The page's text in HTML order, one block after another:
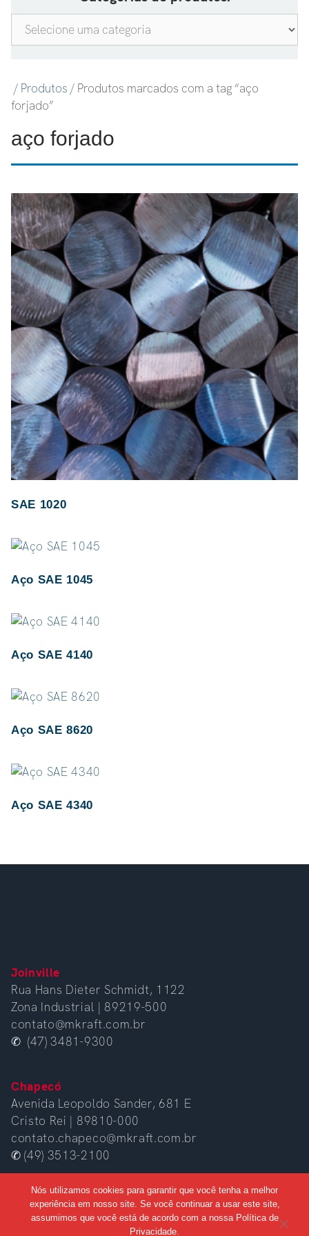
/ Produtos / Produtos marcados com a tag “aço
forjado”
aço forjado
SAE 1020
Aço SAE 1045
Aço SAE 4140
Aço SAE 8620
Aço SAE 4340
Joinville
Rua Hans Dieter Schmidt, 1122
Zona Industrial | 89219-500
contato@mkraft.com.br
✆ (47) 3481-9300
Chapecó
Avenida Leopoldo Sander, 681 E
Cristo Rei | 89810-000
contato.chapeco@mkraft.com.br
✆ (49) 3513-2100
Nós utilizamos cookies para garantir que você tenha a melhor
experiência em nosso site. Se você continuar a usar este site,
assumimos que você está de acordo com a nossa Política de
Privacidade.